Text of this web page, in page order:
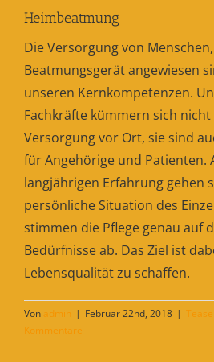
Heimbeatmung
Die Versorgung von
Beatmungsgerät angewiesen
unseren Kernkompetenzen.
Fachkräfte kümmern sich
Versorgung vor Ort, sie sind
für Angehörige und Patienten.
langjährigen Erfahrung gehen
persönliche Situation des
stimmen die Pflege genau auf
Bedürfnisse ab. Das Ziel ist
Lebensqualität zu schaffen.
Von admin | Februar 22nd, 2018 |
Kommentare